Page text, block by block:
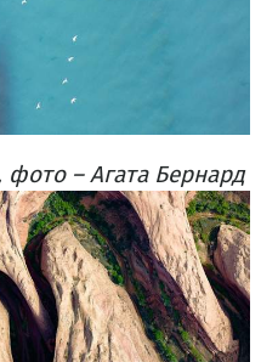
– Агата Бернард